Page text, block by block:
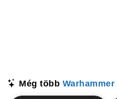
Még több Warhammer